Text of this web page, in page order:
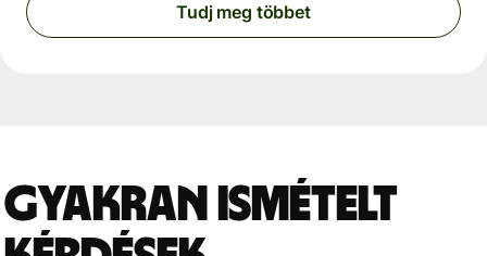
Tudj meg többet
Gyakran ismételt